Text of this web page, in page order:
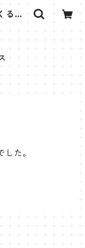
るし
た。